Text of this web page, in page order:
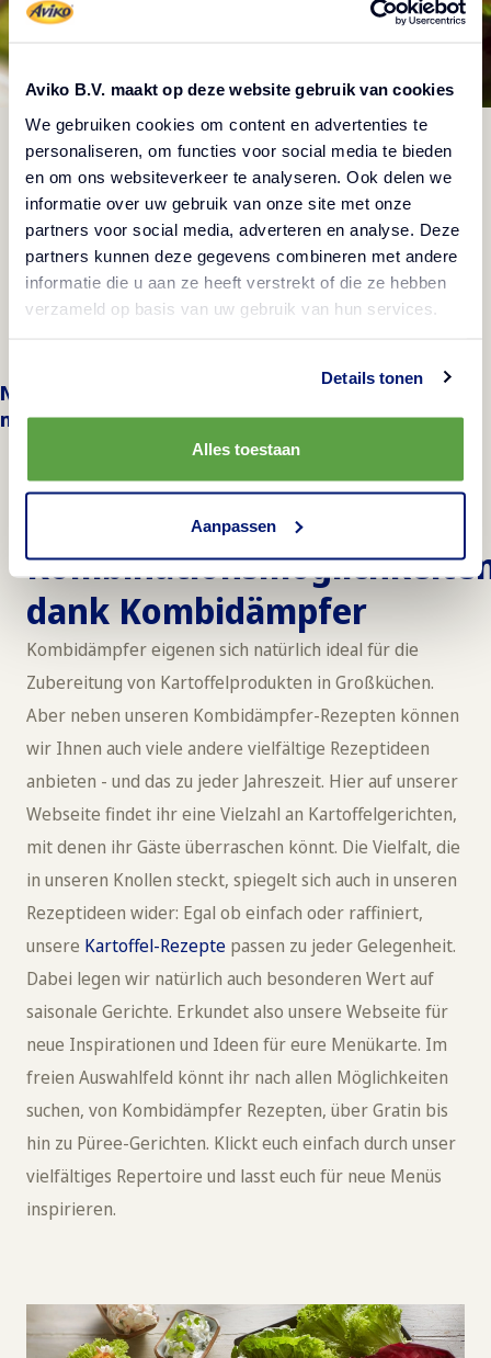
Aviko B.V. maakt op deze website gebruik van cookies
We gebruiken cookies om content en advertenties te
personaliseren, om functies voor social media te bieden
en om ons websiteverkeer te analyseren. Ook delen we
informatie over uw gebruik van onze site met onze
partners voor social media, adverteren en analyse. Deze
partners kunnen deze gegevens combineren met andere
informatie die u aan ze heeft verstrekt of die ze hebben
verzameld op basis van uw gebruik van hun services.
Details tonen
Alles toestaan
Aanpassen
Nächste
Würzige Kartoffelspalten
mit Schale
Bratkartoffelscheiben
Einfach und schnell serviert
Unendliche
dank Kombidämpfer
Kombidämpfer eigenen sich natürlich ideal für die
Zubereitung von Kartoffelprodukten in Großküchen.
Aber neben unseren Kombidämpfer-Rezepten können
wir Ihnen auch viele andere vielfältige Rezeptideen
anbieten - und das zu jeder Jahreszeit. Hier auf unserer
Webseite findet ihr eine Vielzahl an Kartoffelgerichten,
mit denen ihr Gäste überraschen könnt. Die Vielfalt, die
in unseren Knollen steckt, spiegelt sich auch in unseren
Rezeptideen wider: Egal ob einfach oder raffiniert,
unsere Kartoffel-Rezepte passen zu jeder Gelegenheit.
Dabei legen wir natürlich auch besonderen Wert auf
saisonale Gerichte. Erkundet also unsere Webseite für
neue Inspirationen und Ideen für eure Menükarte. Im
freien Auswahlfeld könnt ihr nach allen Möglichkeiten
suchen, von Kombidämpfer Rezepten, über Gratin bis
hin zu Püree-Gerichten. Klickt euch einfach durch unser
vielfältiges Repertoire und lasst euch für neue Menüs
inspirieren.